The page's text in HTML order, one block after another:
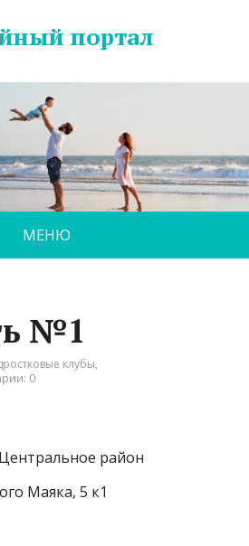
портал
МЕНЮ
№1
клубы,
0
район
Маяка, 5 к1